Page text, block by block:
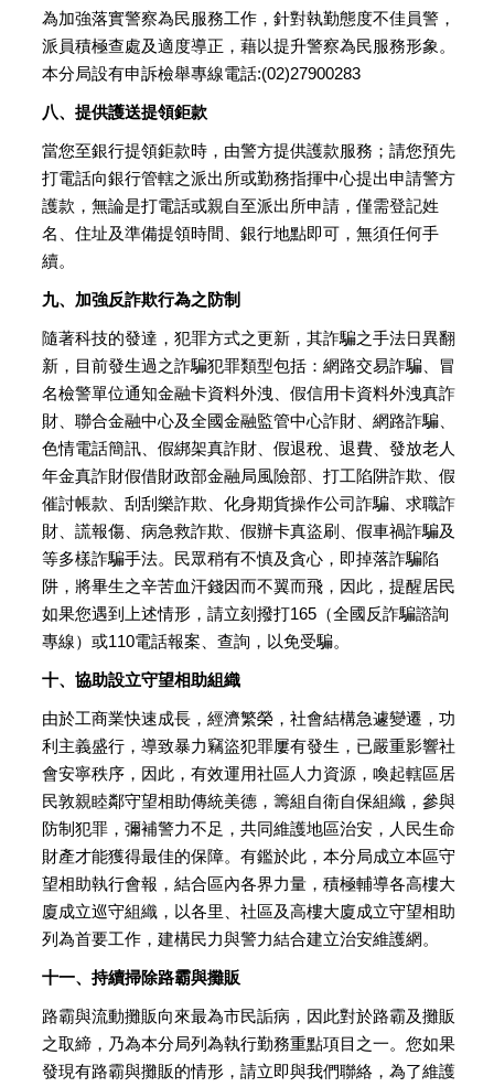
為加強落實警察為民服務工作，針對執勤態度不佳員警，
派員積極查處及適度導正，藉以提升警察為民服務形象。
本分局設有申訴檢舉專線電話:(02)27900283
八、提供護送提領鉅款
當您至銀行提領鉅款時，由警方提供護款服務；請您預先
打電話向銀行管轄之派出所或勤務指揮中心提出申請警方
護款，無論是打電話或親自至派出所申請，僅需登記姓
名、住址及準備提領時間、銀行地點即可，無須任何手
續。
九、加強反詐欺行為之防制
隨著科技的發達，犯罪方式之更新，其詐騙之手法日異翻
新，目前發生過之詐騙犯罪類型包括：網路交易詐騙、冒
名檢警單位通知金融卡資料外洩、假信用卡資料外洩真詐
財、聯合金融中心及全國金融監管中心詐財、網路詐騙、
色情電話簡訊、假綁架真詐財、假退稅、退費、發放老人
年金真詐財假借財政部金融局風險部、打工陷阱詐欺、假
催討帳款、刮刮樂詐欺、化身期貨操作公司詐騙、求職詐
財、謊報傷、病急救詐欺、假辦卡真盜刷、假車禍詐騙及
等多樣詐騙手法。民眾稍有不慎及貪心，即掉落詐騙陷
阱，將畢生之辛苦血汗錢因而不翼而飛，因此，提醒居民
如果您遇到上述情形，請立刻撥打165（全國反詐騙諮詢
專線）或110電話報案、查詢，以免受騙。
十、協助設立守望相助組織
由於工商業快速成長，經濟繁榮，社會結構急遽變遷，功
利主義盛行，導致暴力竊盜犯罪屢有發生，已嚴重影響社
會安寧秩序，因此，有效運用社區人力資源，喚起轄區居
民敦親睦鄰守望相助傳統美德，籌組自衛自保組織，參與
防制犯罪，彌補警力不足，共同維護地區治安，人民生命
財產才能獲得最佳的保障。有鑑於此，本分局成立本區守
望相助執行會報，結合區內各界力量，積極輔導各高樓大
廈成立巡守組織，以各里、社區及高樓大廈成立守望相助
列為首要工作，建構民力與警力結合建立治安維護網。
十一、持續掃除路霸與攤販
路霸與流動攤販向來最為市民詬病，因此對於路霸及攤販
之取締，乃為本分局列為執行勤務重點項目之一。您如果
發現有路霸與攤販的情形，請立即與我們聯絡，為了維護